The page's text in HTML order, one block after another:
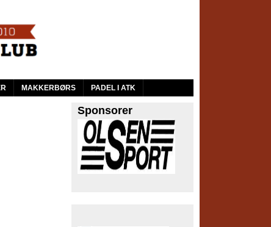
MAKKERBØRS PADEL I ATK
Sponsorer